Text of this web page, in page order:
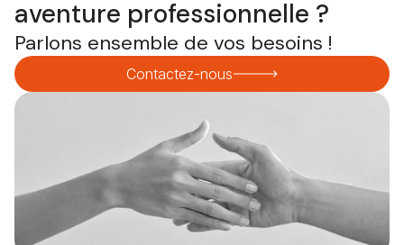
aventure professionnelle ?
Parlons ensemble de vos besoins !
Contactez-nous